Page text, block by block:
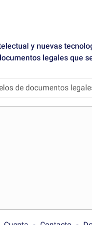
y nuevas
legales que
de documentos